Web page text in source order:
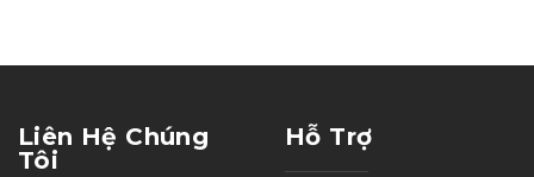
Liên Hệ Chúng
Tôi
Hỗ Trợ